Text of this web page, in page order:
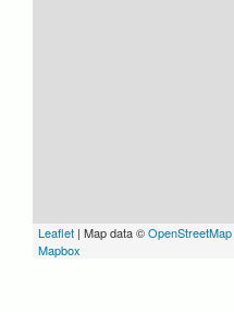
Leaflet | Map data ©OpenStreetMap
Mapbox